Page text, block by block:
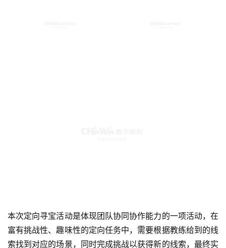
本次定向寻宝活动是体现团队协同协作能力的一项活动，在
富有挑战性、趣味性的定向任务中，需要根据教练给到的线